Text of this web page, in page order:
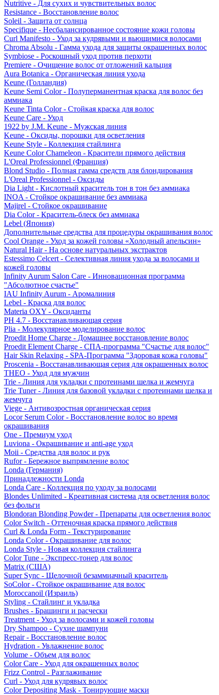
Nutritive - Для сухих и чувствительных волос
Resistance - Восстановление волос
Soleil - Защита от солнца
Specifique - Несбалансированное состояние кожи головы
Curl Manifesto - Уход за кудрявыми и вьющимися волосами
Chroma Absolu - Гамма ухода для защиты окрашенных волос
Symbiose - Роскошный уход против перхоти
Premiere - Очищение волос от отложений кальция
Aura Botanica - Органическая линия ухода
Keune (Голландия)
Keune Semi Color - Полуперманентная краска для волос без
аммиака
Keune Tinta Color - Стойкая краска для волос
Keune Care - Уход
1922 by J.M. Keune - Мужская линия
Keune - Оксиды, порошки для осветления
Keune Style - Коллекция стайлинга
Keune Color Chameleon - Красители прямого действия
L'Oreal Professionnel (Франция)
Blond Studio - Полная гамма средств для блондирования
L'Oreal Professionnel - Оксиды
Dia Light - Кислотный краситель тон в тон без аммиака
INOA - Стойкое окрашивание без аммиака
Majirel - Стойкое окрашивание
Dia Color - Краситель-блеск без аммиака
Lebel (Япония)
Дополнительные средства для процедуры окрашивания волос
Cool Orange - Уход за кожей головы «Холодный апельсин»
Natural Hair - На основе натуральных экстрактов
Estessimo Celcert - Селективная линия ухода за волосами и
кожей головы
Infinity Aurum Salon Care - Инновационная программа
"Абсолютное счастье"
IAU Infinity Aurum - Аромалиния
Lebel - Краска для волос
Materia OXY - Оксиданты
PH 4.7 - Восстанавливающая серия
Plia - Молекулярное моделирование волос
Proedit Home Charge - Домашнее восстановление волос
Proedit Element Charge - СПА-программа "Счастье для волос"
Hair Skin Relaxing - SPA-Программа "Здоровая кожа головы"
Proscenia - Восстанавливающая серия для окрашенных волос
THEO - Уход для мужчин
Trie - Линия для укладки с протеинами шелка и жемчуга
Trie Tuner - Линия для базовой укладки с протеинами шелка и
жемчуга
Viege - Антивозростная органическая серия
Locor Serum Color - Восстановление волос во время
окрашивания
One - Премиум уход
Luviona - Окрашивание и anti-age уход
Moii - Средства для волос и рук
Rufor - Бережное выпрямление волос
Londa (Германия)
Принадлежности Londa
Londa Care - Коллекция по уходу за волосами
Blondes Unlimited - Креативная система для осветления волос
без фольги
Blondoran Blonding Powder - Препараты для осветления волос
Color Switch - Оттеночная краска прямого действия
Curl & Londa Form - Текстурирование
Londa Color - Окрашивание для волос
Londa Style - Новая коллекция стайлинга
Color Tune - Экспресс-тонер для волос
Matrix (США)
Super Sync - Щелочной безаммиачный краситель
SoColor - Стойкое окрашивание для волос
Moroccanoil (Израиль)
Styling - Стайлинг и укладка
Brushes - Брашинги и расчески
Treatment - Уход за волосами и кожей головы
Dry Shampoo - Сухие шампуни
Repair - Восстановление волос
Hydration - Увлажнение волос
Volume - Объем для волос
Color Care - Уход для окрашенных волос
Frizz Control - Разглаживание
Curl - Уход для кудрявых волос
Color Depositing Mask - Тонирующие маски